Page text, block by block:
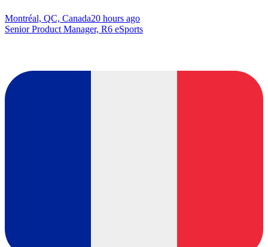
Montréal, QC, Canada20 hours ago
Senior Product Manager, R6 eSports